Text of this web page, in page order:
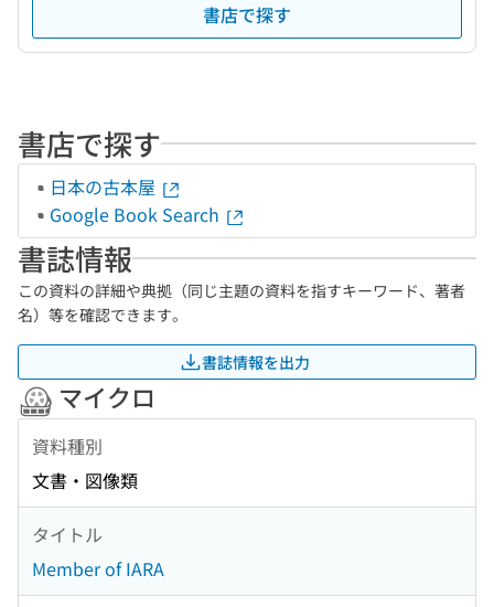
書店で探す
書店で探す
日本の古本屋
Google Book Search
書誌情報
この資料の詳細や典拠（同じ主題の資料を指すキーワード、著者
名）等を確認できます。
書誌情報を出力
マイクロ
資料種別
文書・図像類
タイトル
Member of IARA